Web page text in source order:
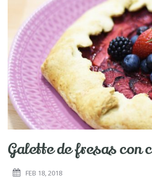
Galette de fresas con
FEB 18, 2018